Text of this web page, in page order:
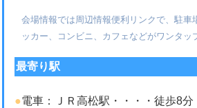
会場情報では周辺情報便利リンクで、駐車
ッカー、コンビニ、カフェなどがワンタッ
最寄り駅
●電車：ＪＲ高松駅・・・・徒歩8分